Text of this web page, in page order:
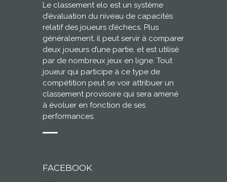
Le classement elo est un système
d’évaluation du niveau de capacités
relatif des joueurs d’échecs. Plus
généralement, il peut servir à comparer
deux joueurs d’une partie, et est utilisé
par de nombreux jeux en ligne. Tout
joueur qui participe à ce type de
compétition peut se voir attribuer un
classement provisoire qui sera amené
à évoluer en fonction de ses
performances.
FACEBOOK